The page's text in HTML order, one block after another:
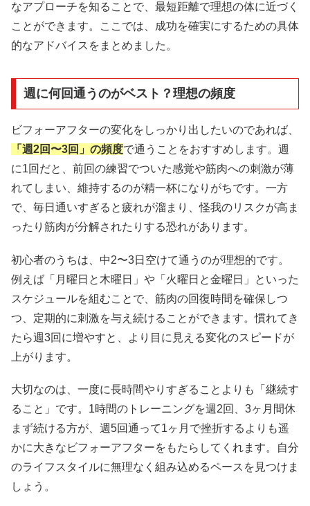
なアプローチを知ることで、最短距離で理想の体に近づく
ことができます。ここでは、成功を確実にするための具体
的なアドバイスをまとめました。
週に何回通うのがベスト？理想の頻度
ビフォーアフターの変化をしっかり出したいのであれば、
「週2回〜3回」の頻度で通うことをおすすめします。週
に1回だと、前回の練習でついた感覚や筋肉への刺激が薄
れてしまい、維持するのが精一杯になりがちです。一方
で、毎日通いすぎると疲れが溜まり、怪我のリスクが高ま
ったり筋肉が分解されたりする恐れがあります。
初心者のうちは、中2〜3日空けて通うのが理想的です。
例えば「月曜日と木曜日」や「火曜日と金曜日」といった
スケジュールを組むことで、筋肉の回復時間を確保しつ
つ、定期的に刺激を与え続けることができます。慣れてき
たら週3回に増やすと、より目に見える変化のスピードが
上がります。
大切なのは、一度に長時間やりすぎることよりも「継続す
ること」です。1時間のトレーニングを週2回、3ヶ月間休
まず続ける方が、週5回通って1ヶ月で挫折するよりも遥
かに大きなビフォーアフターをもたらしてくれます。自分
のライフスタイルに無理なく組み込めるペースを見つけま
しょう。